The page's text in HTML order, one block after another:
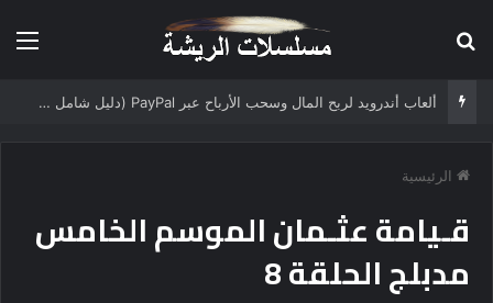
ألعاب أندرويد لربح المال وسحب الأرباح عبر PayPal (دليل شامل 2025)
الرئيسية
قـيامة عثـمان الموسم الخامس
مدبلج الحلقة 8